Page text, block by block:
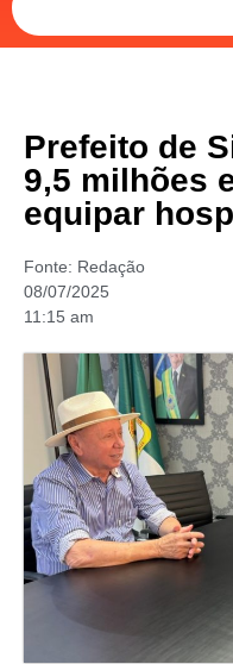
Prefeito de
9,5 milhões
equipar
Fonte: Redação
08/07/2025
11:15 am